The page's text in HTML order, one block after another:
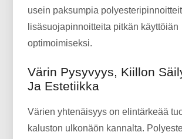
usein paksumpia
lisäsuojapinnoitteita pitkän käyttöiän
optimoimiseksi.
Värin Pysyvyys, Kiillon
Ja Estetiikka
Värien yhtenäisyys on elintärkeää
kaluston ulkonäön kannalta.